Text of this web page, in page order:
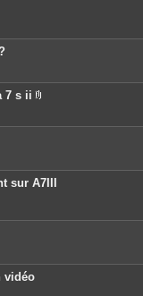
7 s ii
è
j
o
i
e
sur A7III
vidéo